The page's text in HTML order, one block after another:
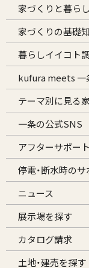
家づくりと暮ら
家づくりの基礎
暮らしイイコト
kufura meets 一
テーマ別に見る
一条の公式SNS
アフターサポート
停電・断水時の
ニュース
展示場を探す
カタログ請求
土地・建売を探す